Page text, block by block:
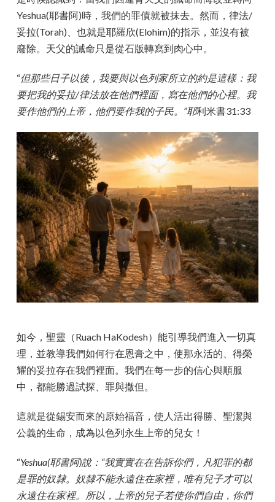
Yeshua(耶書阿)時，我們的罪債就被抹去。然而，律法/
妥拉(Torah)、也就是耶羅欣(Elohim)的指示，並沒有被
廢除。天父的誡命只是從石版轉寫到肉心中。
“但那些日子以後，我要與以色列家所立的約是這樣：我
要把我的妥拉/律法放在他們裡面，寫在他們的心裡。我
要作他們的上帝，他們要作我的子民。”耶利米書31:33
如今，聖靈（Ruach HaKodesh）能引導我們進入一切真
理，並教導我們如何行在恩膏之中，使那永活的、得榮
耀的妥拉存在我們裡面。我們在每一步的信心與順服
中，都能勝過試探、罪與撒但。
這就是從錫安而來的原始福音，使人活出得勝、聖潔與
公義的生命，成為以色列永生上帝的兒女！
“Yeshua(耶書阿)說：“我實實在在告訴你們，凡犯罪的都
是罪的奴隸。奴隸不能永遠住在家裡，唯有兒子才可以
永遠住在家裡。所以，上帝的兒子若使你們自由，你們